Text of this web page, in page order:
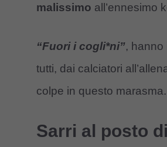
malissimo all’ennesimo
“Fuori i cogli*ni”, hanno
tutti, dai calciatori
colpe in questo marasma.
Sarri al posto